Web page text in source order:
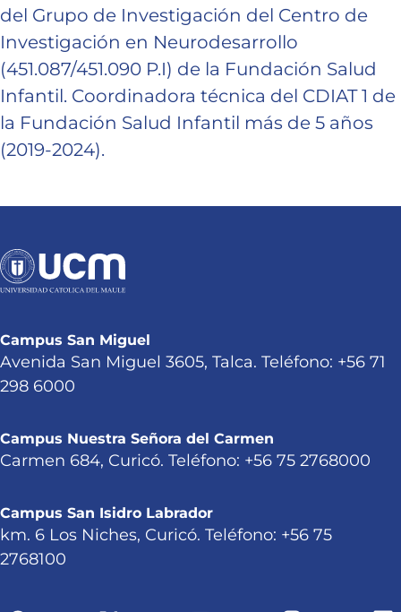
del Grupo de Investigación del Centro de
Investigación en Neurodesarrollo
(451.087/451.090 P.I) de la Fundación Salud
Infantil. Coordinadora técnica del CDIAT 1 de
la Fundación Salud Infantil más de 5 años
(2019-2024).
Campus San Miguel
Avenida San Miguel 3605, Talca. Teléfono: +56 71
298 6000
Campus Nuestra Señora del Carmen
Carmen 684, Curicó. Teléfono: +56 75 2768000
Campus San Isidro Labrador
km. 6 Los Niches, Curicó. Teléfono: +56 75
2768100